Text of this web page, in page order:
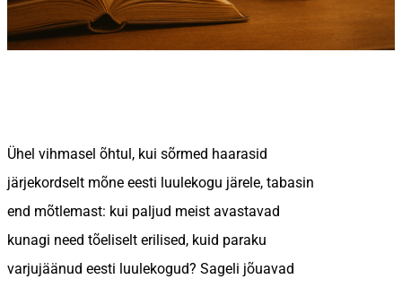
Ühel vihmasel õhtul, kui sõrmed haarasid
järjekordselt mõne eesti luulekogu järele, tabasin
end mõtlemast: kui paljud meist avastavad
kunagi need tõeliselt erilised, kuid paraku
varjujäänud eesti luulekogud? Sageli jõuavad